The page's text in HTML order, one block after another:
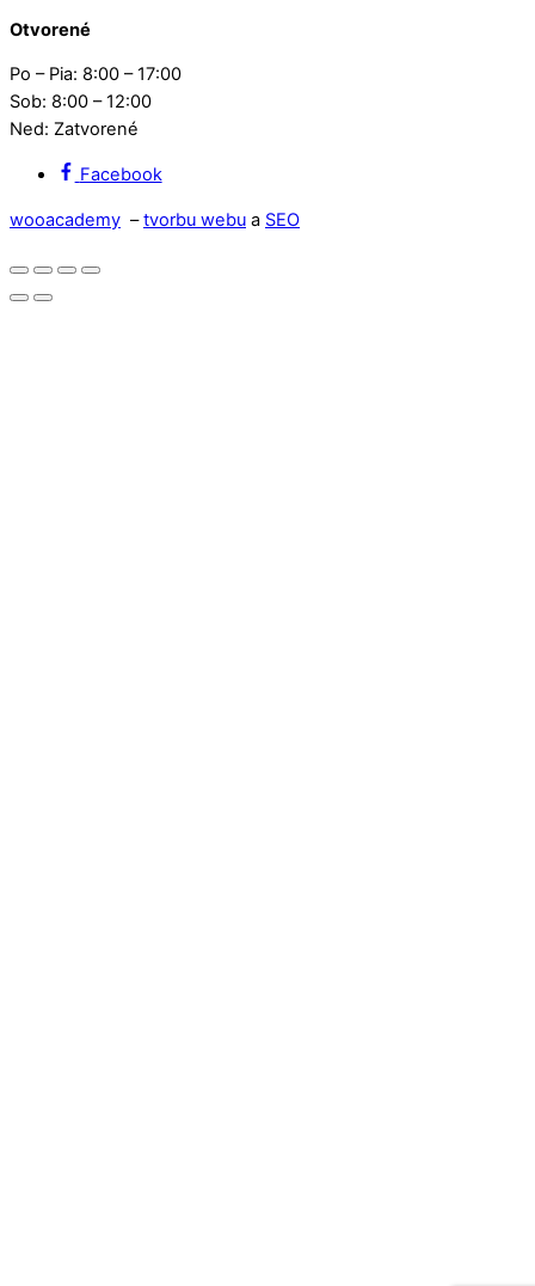
Otvorené
Po – Pia: 8:00 – 17:00
Sob: 8:00 – 12:00
Ned: Zatvorené
Facebook
wooacademy –tvorbu webu a SEO